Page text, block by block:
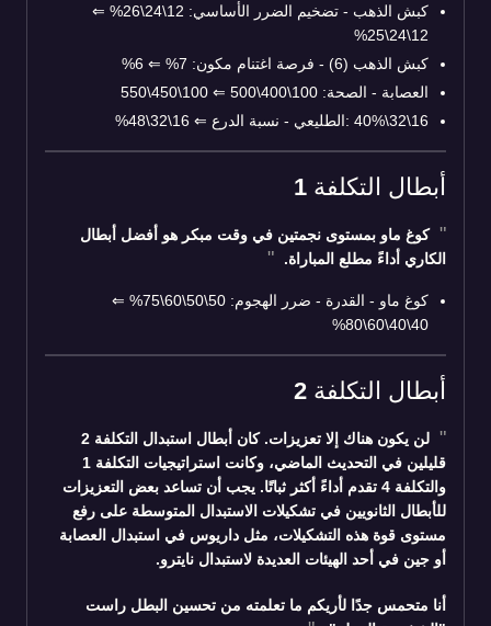
كبش الذهب - تضخيم الضرر الأساسي: 12\24\26%
⇐
12\24\25%
كبش الذهب (6) - فرصة اغتنام مكون: 7%
⇐
العصابة - الصحة: 100\400\500
⇐
16\32\40% :الطليعي - نسبة الدرع
⇐
أبطال التكلفة 1
كوغ ماو بمستوى نجمتين في وقت مبكر هو أفضل أبطال
الكاري أداءً مطلع المباراة.
كوغ ماو - القدرة - ضرر الهجوم: 50\50\60\75%
⇐
40\40\60\80%
أبطال التكلفة 2
لن يكون هناك إلا تعزيزات. كان أبطال استبدال التكلفة 2
قليلين في التحديث الماضي، وكانت استراتيجيات التكلفة 1
والتكلفة 4 تقدم أداءً أكثر ثباتًا. يجب أن تساعد بعض التعزيزات
للأبطال الثانويين في تشكيلات الاستبدال المتوسطة على رفع
مستوى قوة هذه التشكيلات، مثل داريوس في استبدال العصابة
أو جين في أحد الهيئات العديدة لاستبدال نايترو.
أنا متحمس جدًا لأريكم ما تعلمته من تحسين البطل راست